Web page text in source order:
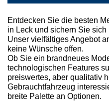
Entdecken Sie die besten
in Leck und sichern Sie sich
Unser vielfältiges Angebot
keine Wünsche offen.
Ob Sie ein brandneues
technologischen Features
preiswertes, aber qualitativ
Gebrauchtfahrzeug
breite Palette an Optionen.